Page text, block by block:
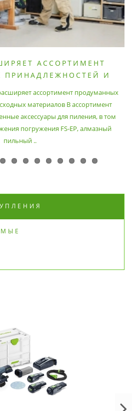
АССОРТИМЕНТ
ПРИНАДЛЕЖНОСТЕЙ И
ассортимент продуманных
материалов В ассортимент
аксессуары для пиления, в том
погружения FS-EP, алмазный
пильный ..